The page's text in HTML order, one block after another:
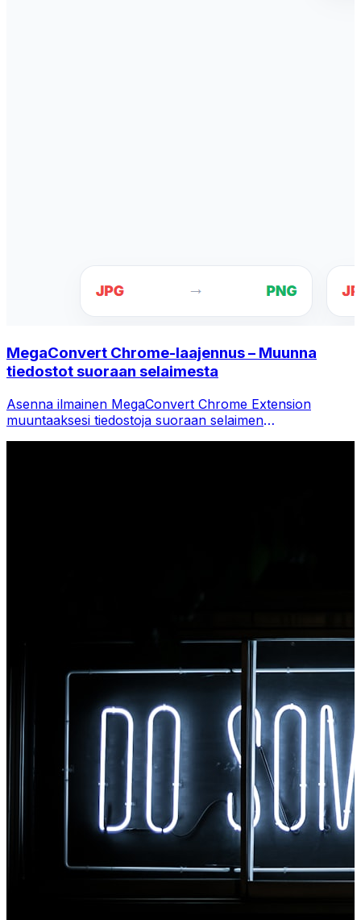
MegaConvert Chrome-laajennus – Muunna
tiedostot suoraan selaimesta
Asenna ilmainen MegaConvert Chrome Extension
muuntaaksesi tiedostoja suoraan selaimen